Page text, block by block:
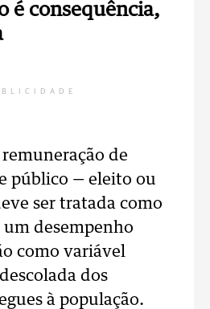
é consequência,
remuneração de
público — eleito ou
ser tratada como
desempenho
como variável
dos
à população.